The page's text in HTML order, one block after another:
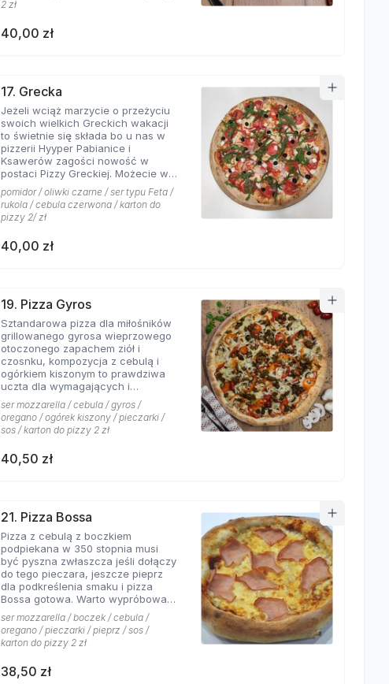
2 zł
40,00 zł
17. Grecka
Jeżeli wciąż marzycie o przeżyciu
swoich wielkich Greckich wakacji
to świetnie się składa bo u nas w
pizzerii Hyyper Pabianice i
Ksawerów zagości nowość w
postaci Pizzy Greckiej. Możecie w
niej liczyć na dodatek iście
greckich składników,
przywołujących na myśl
piaszczyste plaże i ciepły klimat -
smak doskonale współgra z
charakteru. Jest to pizza dla
miłośników wyjątkowych smaków,
którzy nie boją się poznawać
nowych połączeń.
pomidor / oliwki czarne / ser typu Feta /
rukola / cebula czerwona / karton do
pizzy 2/ zł
40,00 zł
19. Pizza Gyros
Sztandarowa pizza dla miłośników
grillowanego gyrosa wieprzowego
otoczonego zapachem ziół i
czosnku, kompozycja z cebulą i
ogórkiem kiszonym to prawdziwa
uczta dla wymagających i
koneserów których pizzeria Hyyper
ceni najbardziej. . Chodzą słuchy,
że gyros Hyyper jest najlepszy w
mieście
ser mozzarella / cebula / gyros /
oregano / ogórek kiszony / pieczarki /
sos / karton do pizzy 2 zł
40,50 zł
21. Pizza Bossa
Pizza z cebulą z boczkiem
podpiekana w 350 stopnia musi
być pyszna zwłaszcza jeśli dołączy
do tego pieczara, jeszcze pieprz
dla podkreślenia smaku i pizza
Bossa gotowa. Warto wypróbować
wszystkie sosy dostępne w Pizzerii
Hyyper a mamy ich cztery rodzaje:
pomidorowy łagodny, pomidorowy
pikantny, jogurtowo-czosnkowy
niepowtarzalny w smaku.
ser mozzarella / boczek / cebula /
oregano / pieczarki / pieprz / sos /
karton do pizzy 2 zł
38,50 zł